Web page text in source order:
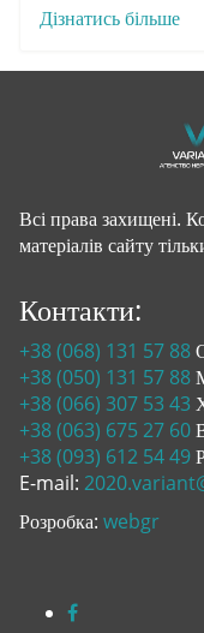
Дізнатись більше
Всі права захищені.
матеріалів сайту
Контакти:
+38 (068) 131 57 88
+38 (050) 131 57 88
+38 (066) 307 53 43
+38 (063) 675 27 60
+38 (093) 612 54 49
E-mail:
Розробка: webgr